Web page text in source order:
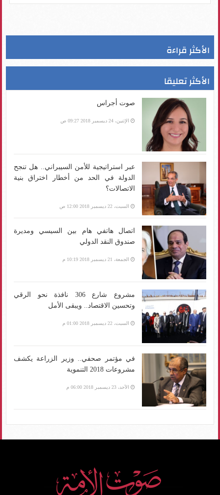
الأكثر قراءة
الأكثر تعليقا
صوت أجراس
الإثنين، 24 ديسمبر 2018 09:27 ص
عبر استراتيجية للأمن السيبراني.. هل تنجح
الدولة في الحد من أخطار اختراق بنية
الاتصالات؟
السبت، 22 ديسمبر 2018 12:00 ص
اتصال هاتفي هام بين السيسي ومديرة
صندوق النقد الدولي
الجمعة، 21 ديسمبر 2018 10:19 م
مشروع شارع 306 نافذة نحو الرقي
وتحسين الاقتصاد.. ويبقى الأمل
السبت، 22 ديسمبر 2018 01:00 م
في مؤتمر صحفي.. وزير الزراعة يكشف
مشروعات 2018 التنموية
الأحد، 23 ديسمبر 2018 06:00 م